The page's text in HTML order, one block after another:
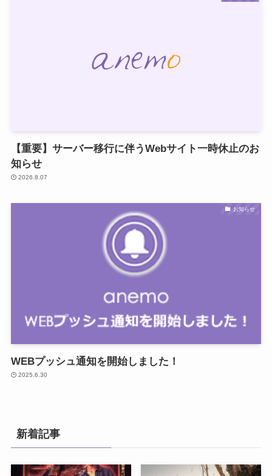
【重要】サーバー移行に伴うWebサイト一時休止のお
知らせ
2026.8.07
お知らせ
WEBプッシュ通知を開始しました！
2025.6.30
新着記事